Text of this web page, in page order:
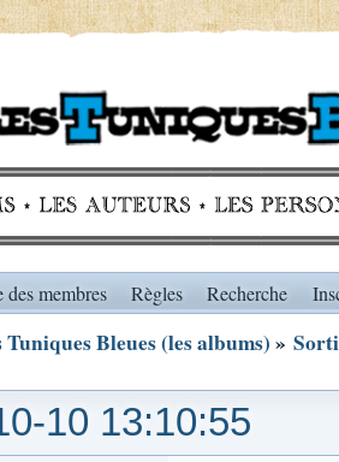
des membres Règles Recherche
Tuniques Bleues (les albums)»
10 13:10:55